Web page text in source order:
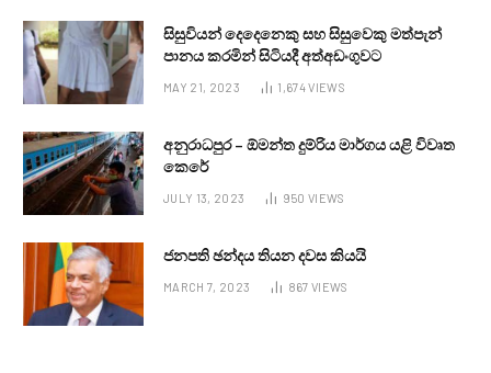
සිසුවියන් දෙදෙනෙකු සහ සිසුවෙකු මත්පැන්
පානය කරමින් සිටියදී අත්අඩංගුවට
MAY 21, 2023 1,674VIEWS
අනුරාධපුර – ඕමන්ත දුම්රිය මාර්ගය යළි විවෘත
කෙරේ
JULY 13, 2023 950 VIEWS
ජනපති ඡන්දය තියන දවස කියයි
MARCH 7, 2023 867 VIEWS